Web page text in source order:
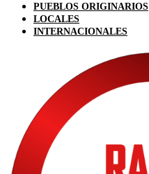
PUEBLOS ORIGINARIOS
LOCALES
INTERNACIONALES